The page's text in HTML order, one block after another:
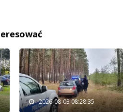
2026-08-03 08:28:35